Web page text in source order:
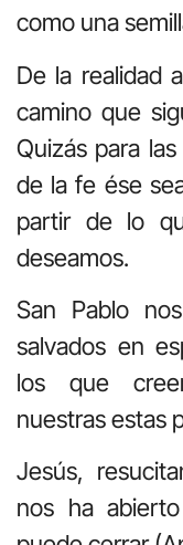
como una
De la realidad
camino que
Quizás para
de la fe ése
partir de lo
deseamos.
San Pablo
salvados en
los que
nuestras estas
Jesús,
nos ha